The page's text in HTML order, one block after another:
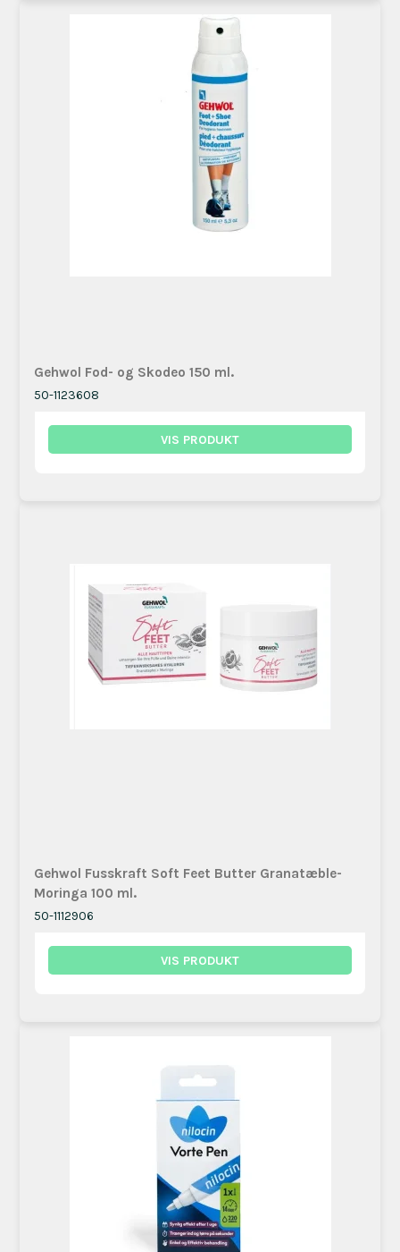
Gehwol Fod- og Skodeo 150 ml.
50-1123608
VIS PRODUKT
Gehwol Fusskraft Soft Feet Butter Granatæble-
Moringa 100 ml.
50-1112906
VIS PRODUKT